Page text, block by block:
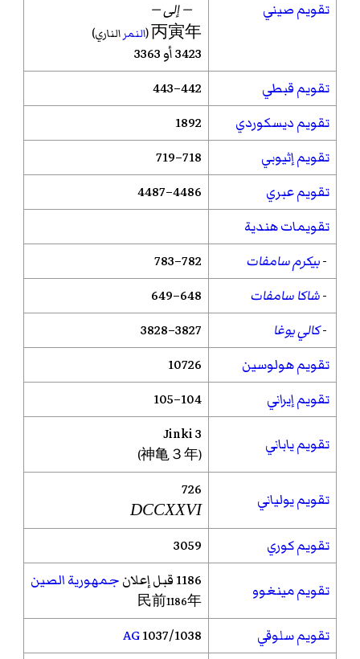
تقويم صيني
— إلى —
丙寅年
(النمرالناري)
3423 أو 3363
تقويم قبطي
442–443
تقويم ديسكوردي
1892
تقويم إثيوبي
718–719
تقويم عبري
4486–4487
تقويمات هندية
-بيكرم سامفات
782–783
-شاكا سامفات
648–649
-كالي يوغا
3827–3828
تقويم هولوسين
10726
تقويم إيراني
104–105
تقويم ياباني Jinki3
(神亀３年)
تقويم يولياني 726
DCCXXVI
تقويم كوري 3059
تقويم مينغوو 1186 قبل إعلان جمهورية الصين
民前1186年
تقويم سلوقي 1037/1038
AG